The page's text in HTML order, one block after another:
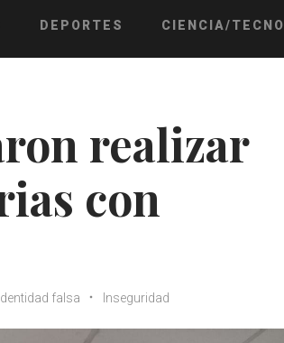
DEPORTES CIENCIA/TECNO
realizar
con
falsa Inseguridad